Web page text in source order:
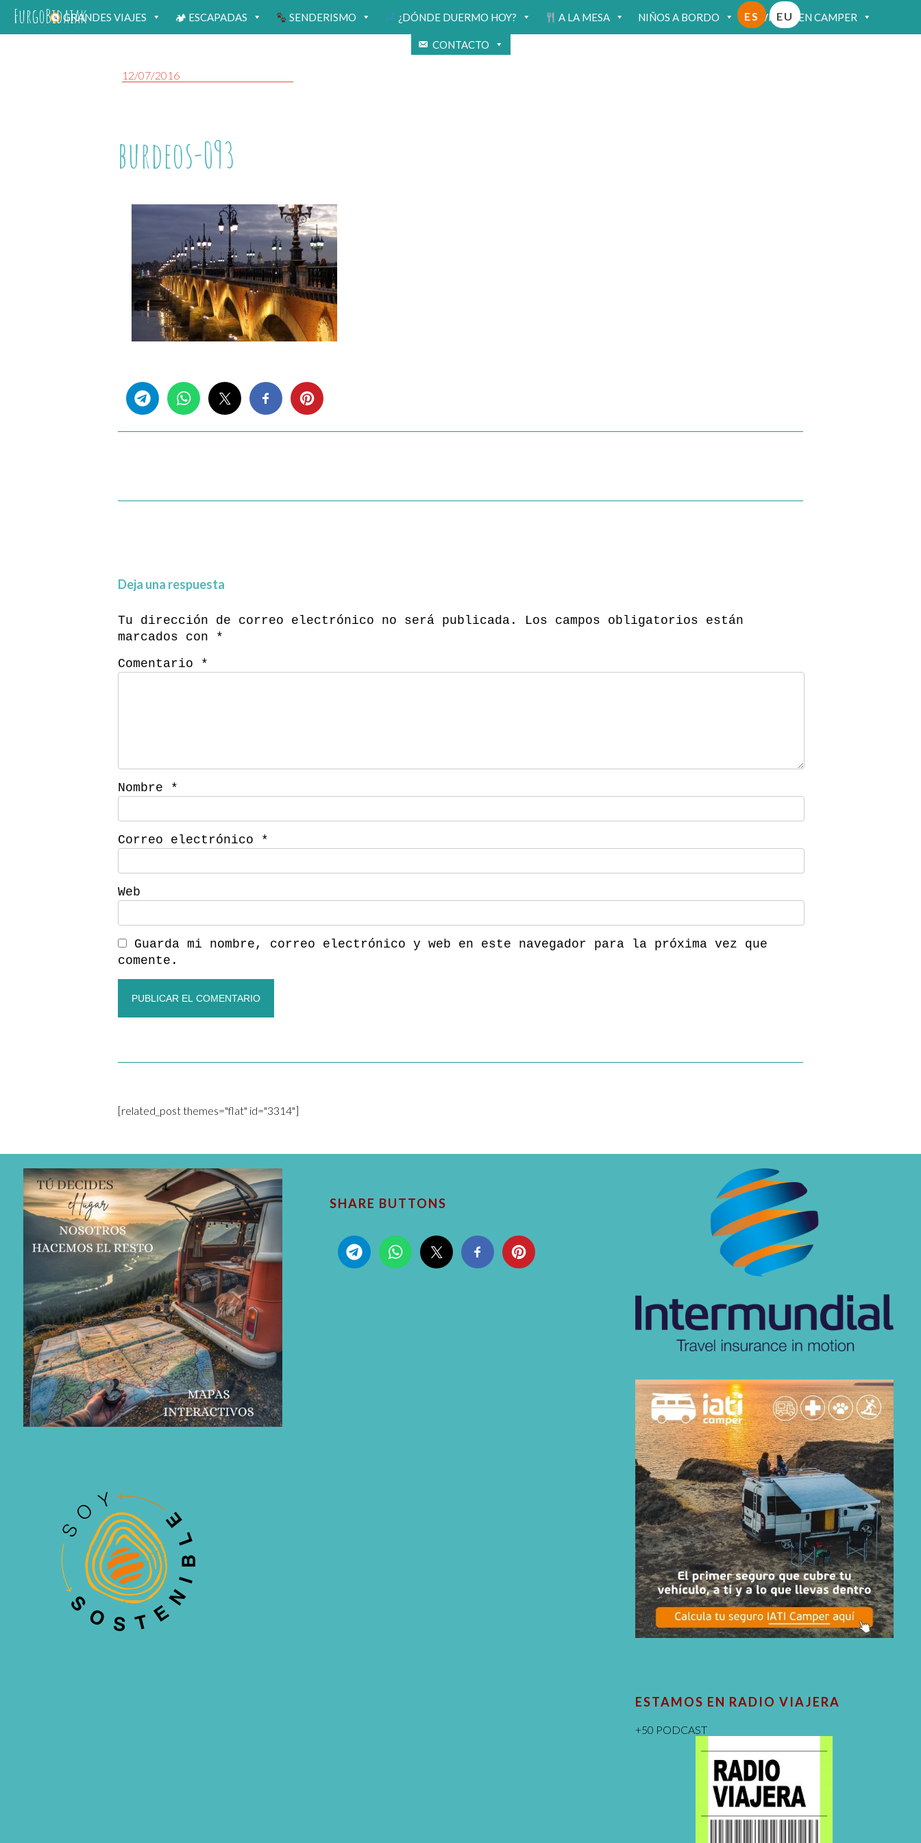
FurgoBidaiakGRANDES VIAJES 🏕 ESCAPADAS SENDERISMO ¿DÓNDE DUERMO HOY? A LA MESA NIÑOS A BORDO VIAJAR EN CAMPER
CONTACTO
ES EU
12/07/2016
burdeos-093
Deja una respuesta
Tu dirección de correo electrónico no será publicada.
Los campos obligatorios están
marcados con *
Comentario *
Nombre *
Correo electrónico *
Web
Guarda mi nombre, correo electrónico y web en este navegador para la próxima vez que
comente.
[related_post themes="flat" id="3314"]
SHARE BUTTONS
ESTAMOS EN RADIO VIAJERA
+50 PODCAST